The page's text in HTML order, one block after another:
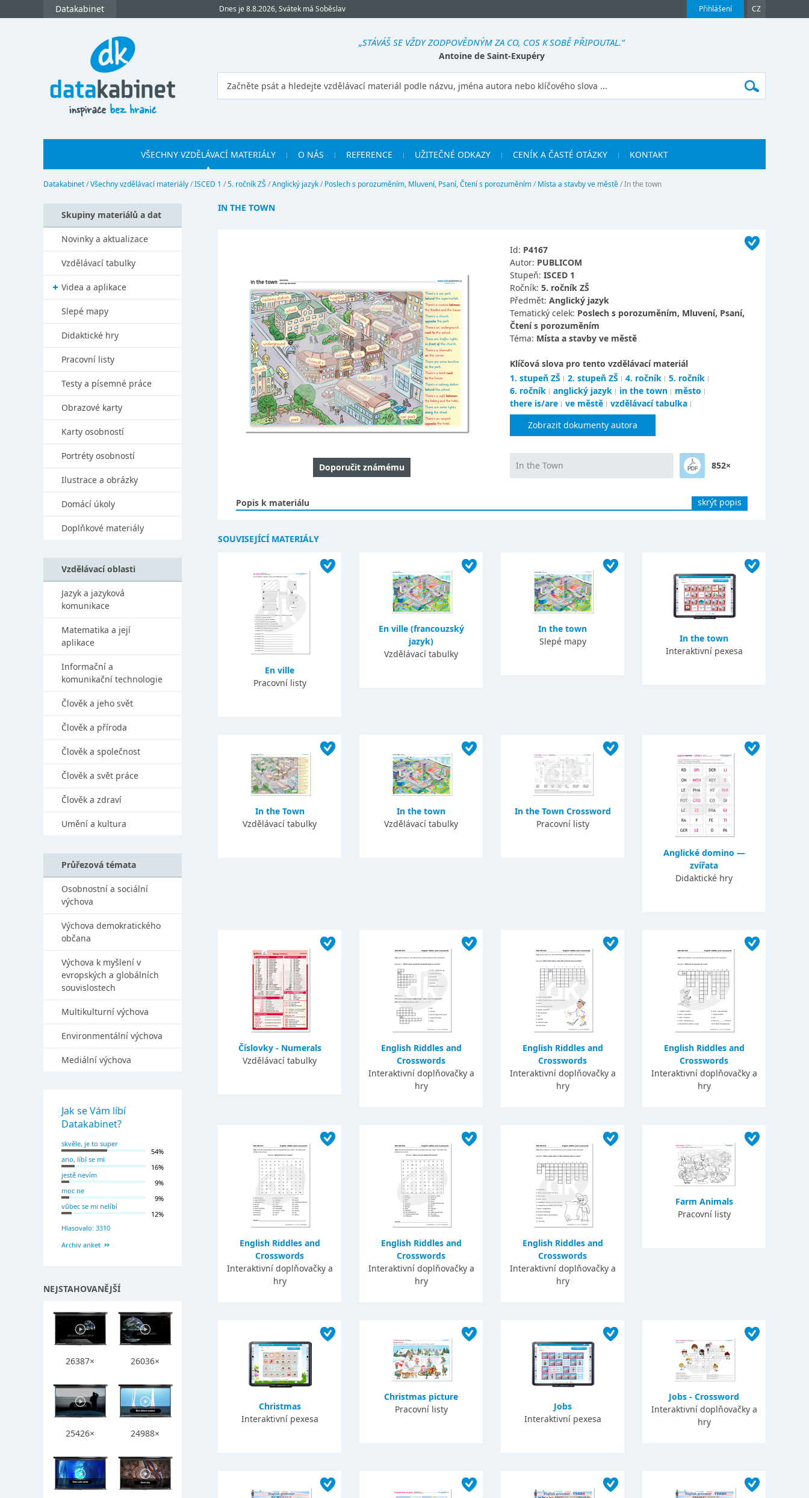
Přihlášení CZ
Datakabinet Dnes je 8.8.2026, Svátek má Soběslav
„STÁVÁŠ SE VŽDY ZODPOVĚDNÝM ZA CO, COS K SOBĚ PŘIPOUTAL.“
Antoine de Saint-Exupéry
VŠECHNY VZDĚLÁVACÍ MATERIÁLY O NÁS REFERENCE UŽITEČNÉ ODKAZY CENÍK A ČASTÉ OTÁZKY KONTAKT
Datakabinet/Všechny vzdělávací materiály/ISCED 1 /5. ročník ZŠ /Anglický jazyk/ Poslech s porozuměním, Mluvení, Psaní, Čtení s porozuměním/ Místa a stavby ve městě/In the town
IN THE TOWN
Doporučit známému
Id: P4167
Autor: PUBLICOM
Stupeň: ISCED 1
Ročník: 5. ročník ZŠ
Předmět: Anglický jazyk
Tematický celek: Poslech s porozuměním, Mluvení, Psaní,
Čtení s porozuměním
Téma: Místa a stavby ve městě
Klíčová slova pro tento vzdělávací materiál
1. stupeň ZŠ
2. stupeň ZŠ 4. ročník
5. ročník
6. ročník
anglický jazyk in the town
město
there is/are
ve městě
vzdělávací tabulka
Zobrazit dokumenty autora
In the Town 852×
Popis k materiálu skrýt popis
SOUVISEJÍCÍ MATERIÁLY
En ville
Pracovní listy
En ville (francouzský
jazyk)
Vzdělávací tabulky
In the town
Slepé mapy
In the town
Interaktivní pexesa
In the Town
Vzdělávací tabulky
In the town
Vzdělávací tabulky
In the Town Crossword
Pracovní listy
Anglické domino —
zvířata
Didaktické hry
Číslovky - Numerals
Vzdělávací tabulky
English Riddles and
Crosswords
Interaktivní doplňovačky a
hry
English Riddles and
Crosswords
Interaktivní doplňovačky a
hry
English Riddles and
Crosswords
Interaktivní doplňovačky a
hry
English Riddles and
Crosswords
Interaktivní doplňovačky a
hry
English Riddles and
Crosswords
Interaktivní doplňovačky a
hry
English Riddles and
Crosswords
Interaktivní doplňovačky a
hry
Farm Animals
Pracovní listy
Christmas
Interaktivní pexesa
Christmas picture
Pracovní listy
Jobs
Interaktivní pexesa
Jobs - Crossword
Interaktivní doplňovačky a
hry
Skupiny materiálů a dat
Novinky a aktualizace
Vzdělávací tabulky
Videa a aplikace
Slepé mapy
Didaktické hry
Pracovní listy
Testy a písemné práce
Obrazové karty
Karty osobností
Portréty osobností
Ilustrace a obrázky
Domácí úkoly
Doplňkové materiály
Vzdělávací oblasti
Jazyk a jazyková
komunikace
Matematika a její
aplikace
Informační a
komunikační technologie
Člověk a jeho svět
Člověk a příroda
Člověk a společnost
Člověk a svět práce
Člověk a zdraví
Umění a kultura
Průřezová témata
Osobnostní a sociální
výchova
Výchova demokratického
občana
Výchova k myšlení v
evropských a globálních
souvislostech
Multikulturní výchova
Environmentální výchova
Mediální výchova
Jak se Vám líbí
Datakabinet?
skvěle, je to super
54%
ano, líbí se mi
16%
jestě nevím
9%
moc ne
9%
vůbec se mi nelíbí
12%
Hlasovalo: 3310
Archiv anket
NEJSTAHOVANĚJŠÍ
26387× 26036×
25426× 24988×